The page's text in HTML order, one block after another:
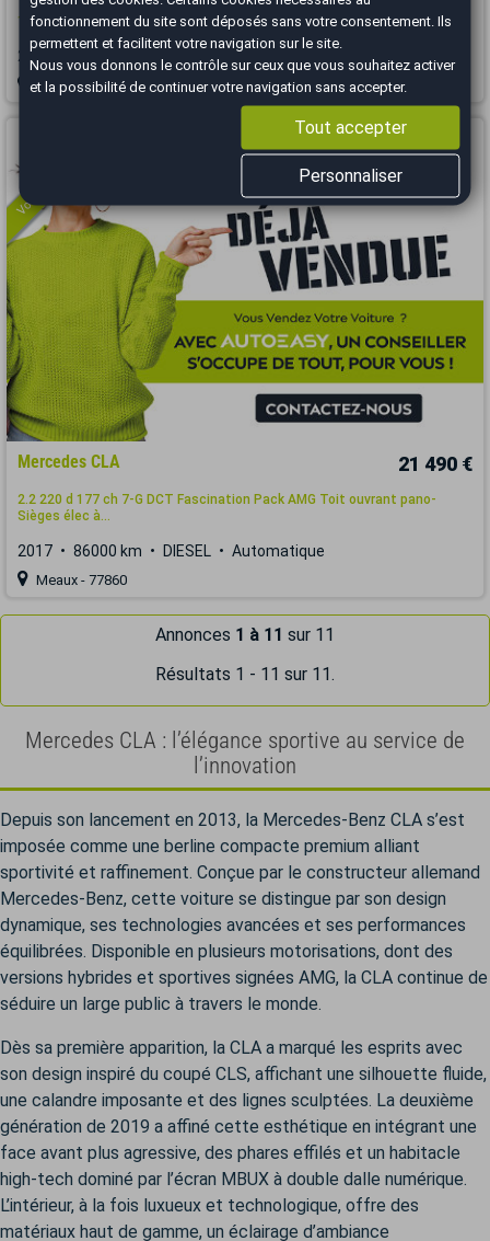
180 1.6 122 Inspiration / Première main - Faible kilométrage
2014 55150 km ESSENCE
Brest - 29850
Vous arrivez trop tard
Mercedes CLA 21 490 €
2.2 220 d 177 ch 7-G DCT Fascination Pack AMG Toit ouvrant pano-
Sièges élec à...
2017 86000 km DIESEL Automatique
Meaux - 77860
Annonces 1 à 11 sur 11
Résultats 1 - 11 sur 11.
Mercedes CLA : l’élégance sportive au service de
l’innovation
Depuis son lancement en 2013, la Mercedes-Benz CLA s’est
imposée comme une berline compacte premium alliant
sportivité et raffinement. Conçue par le constructeur allemand
Mercedes-Benz, cette voiture se distingue par son design
dynamique, ses technologies avancées et ses performances
équilibrées. Disponible en plusieurs motorisations, dont des
versions hybrides et sportives signées AMG, la CLA continue de
séduire un large public à travers le monde.
Dès sa première apparition, la CLA a marqué les esprits avec
son design inspiré du coupé CLS, affichant une silhouette fluide,
une calandre imposante et des lignes sculptées. La deuxième
génération de 2019 a affiné cette esthétique en intégrant une
face avant plus agressive, des phares effilés et un habitacle
high-tech dominé par l’écran MBUX à double dalle numérique.
L’intérieur, à la fois luxueux et technologique, offre des
matériaux haut de gamme, un éclairage d’ambiance
fonctionnement du site sont déposés sans votre consentement. Ils
permettent et facilitent votre navigation sur le site.
Nous vous donnons le contrôle sur ceux que vous souhaitez activer
et la possibilité de continuer votre navigation sans accepter.
Tout accepter
Personnaliser